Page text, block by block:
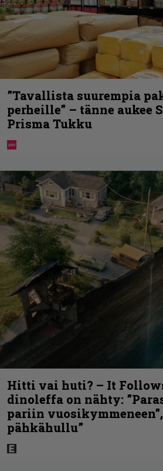
”Tavallista suurempia
perheille” – tänne aukee
Prisma Tukku
Hitti vai huti? – It
dinoleffa on nähty:
pariin
pähkähullu”